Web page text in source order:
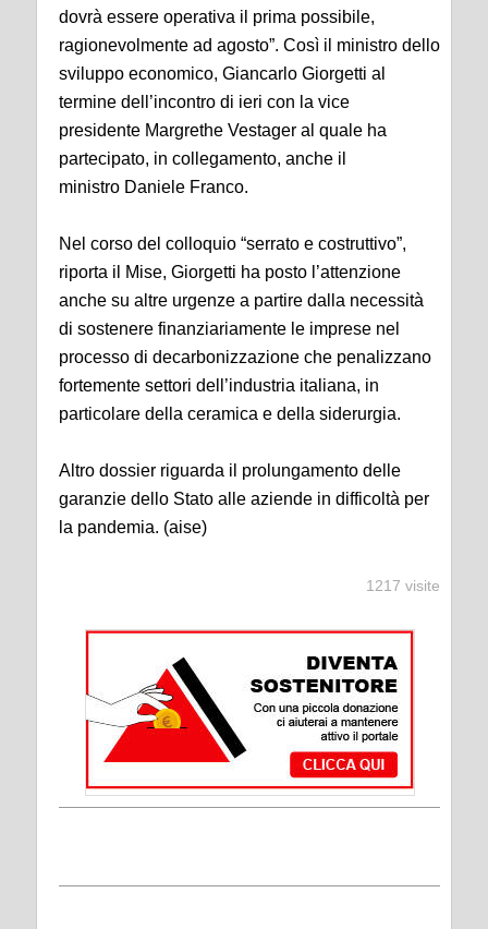
dovrà essere operativa il prima possibile,
ragionevolmente ad agosto”. Così il ministro dello
sviluppo economico, Giancarlo Giorgetti al
termine dell’incontro di ieri con la vice
presidente Margrethe Vestager al quale ha
partecipato, in collegamento, anche il
ministro Daniele Franco.
Nel corso del colloquio “serrato e costruttivo”,
riporta il Mise, Giorgetti ha posto l’attenzione
anche su altre urgenze a partire dalla necessità
di sostenere finanziariamente le imprese nel
processo di decarbonizzazione che penalizzano
fortemente settori dell’industria italiana, in
particolare della ceramica e della siderurgia.
Altro dossier riguarda il prolungamento delle
garanzie dello Stato alle aziende in difficoltà per
la pandemia. (aise)
1217 visite